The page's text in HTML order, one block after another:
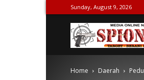
Sunday, August 9, 2026
Home Daerah